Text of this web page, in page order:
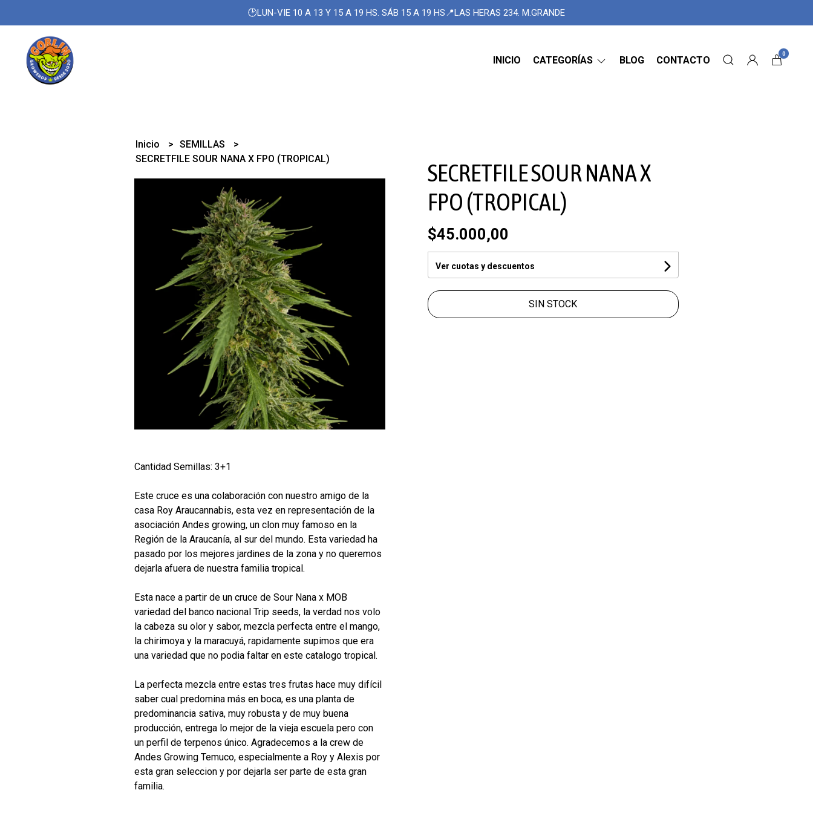
🕑LUN-VIE 10 A 13 Y 15 A 19 HS. SÁB 15 A 19 HS📍LAS HERAS 234. M.GRANDE
INICIO CATEGORÍAS BLOG CONTACTO
0
Inicio
SEMILLAS
SECRETFILE SOUR NANA X FPO (TROPICAL)
Cantidad Semillas: 3+1
Este cruce es una colaboración con nuestro amigo de la
casa Roy Araucannabis, esta vez en representación de la
asociación Andes growing, un clon muy famoso en la
Región de la Araucanía, al sur del mundo. Esta variedad ha
pasado por los mejores jardines de la zona y no queremos
dejarla afuera de nuestra familia tropical.
Esta nace a partir de un cruce de Sour Nana x MOB
variedad del banco nacional Trip seeds, la verdad nos volo
la cabeza su olor y sabor, mezcla perfecta entre el mango,
la chirimoya y la maracuyá, rapidamente supimos que era
una variedad que no podia faltar en este catalogo tropical.
La perfecta mezcla entre estas tres frutas hace muy difícil
saber cual predomina más en boca, es una planta de
predominancia sativa, muy robusta y de muy buena
producción, entrega lo mejor de la vieja escuela pero con
un perfil de terpenos único. Agradecemos a la crew de
Andes Growing Temuco, especialmente a Roy y Alexis por
esta gran seleccion y por dejarla ser parte de esta gran
familia.
SECRETFILE SOUR NANA X
FPO (TROPICAL)
$45.000,00
Ver cuotas y descuentos
SIN STOCK